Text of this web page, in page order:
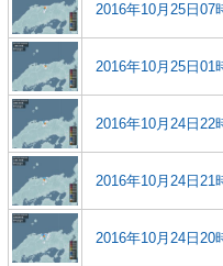
2016年10月25日07
2016年10月25日01
2016年10月24日22
2016年10月24日21
2016年10月24日20